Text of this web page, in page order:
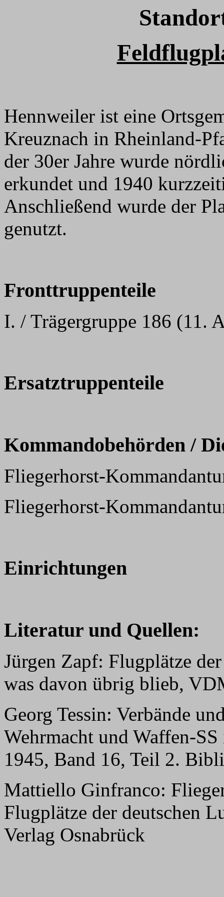
Hennweiler ist eine
Kreuznach in Rheinland-
der 30er Jahre wurde
erkundet und 1940
Anschließend wurde der
genutzt.
Fronttruppenteile
I. / Trägergruppe 186 (11.
Ersatztruppenteile
Kommandobehörden /
Fliegerhorst-
Fliegerhorst-
Einrichtungen
Literatur und Quellen:
Jürgen Zapf: Flugplätze
was davon übrig blieb,
Georg Tessin: Verbände
Wehrmacht und Waffen-
1945, Band 16, Teil 2.
Mattiello Ginfranco:
Flugplätze der deutschen
Verlag Osnabrück